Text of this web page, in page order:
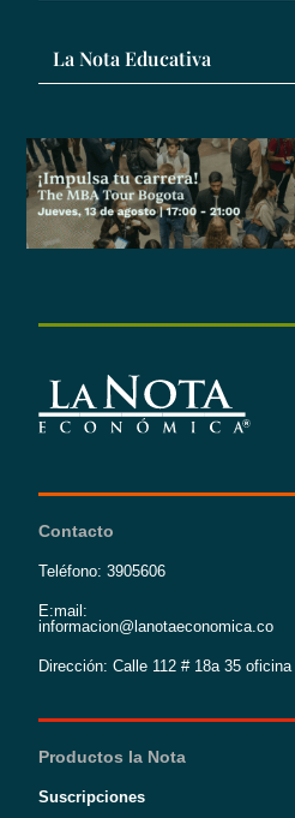
La Nota Educativa
Contacto
Teléfono: 3905606
E:mail:
informacion@lanotaeconomica.co
Dirección: Calle 112 # 18a 35
Productos la Nota
Suscripciones